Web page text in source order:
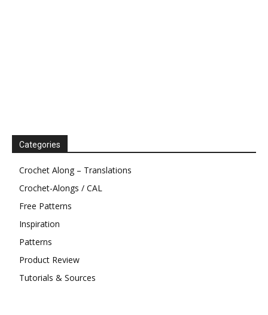
Categories
Crochet Along – Translations
Crochet-Alongs / CAL
Free Patterns
Inspiration
Patterns
Product Review
Tutorials & Sources